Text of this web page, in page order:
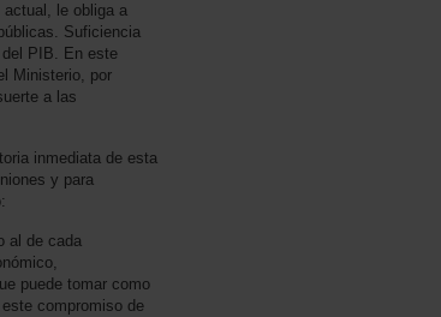
actual, le obliga a
Suficiencia
PIB. En este
Ministerio, por
a las
inmediata de esta
y para
al de cada
puede tomar como
compromiso de